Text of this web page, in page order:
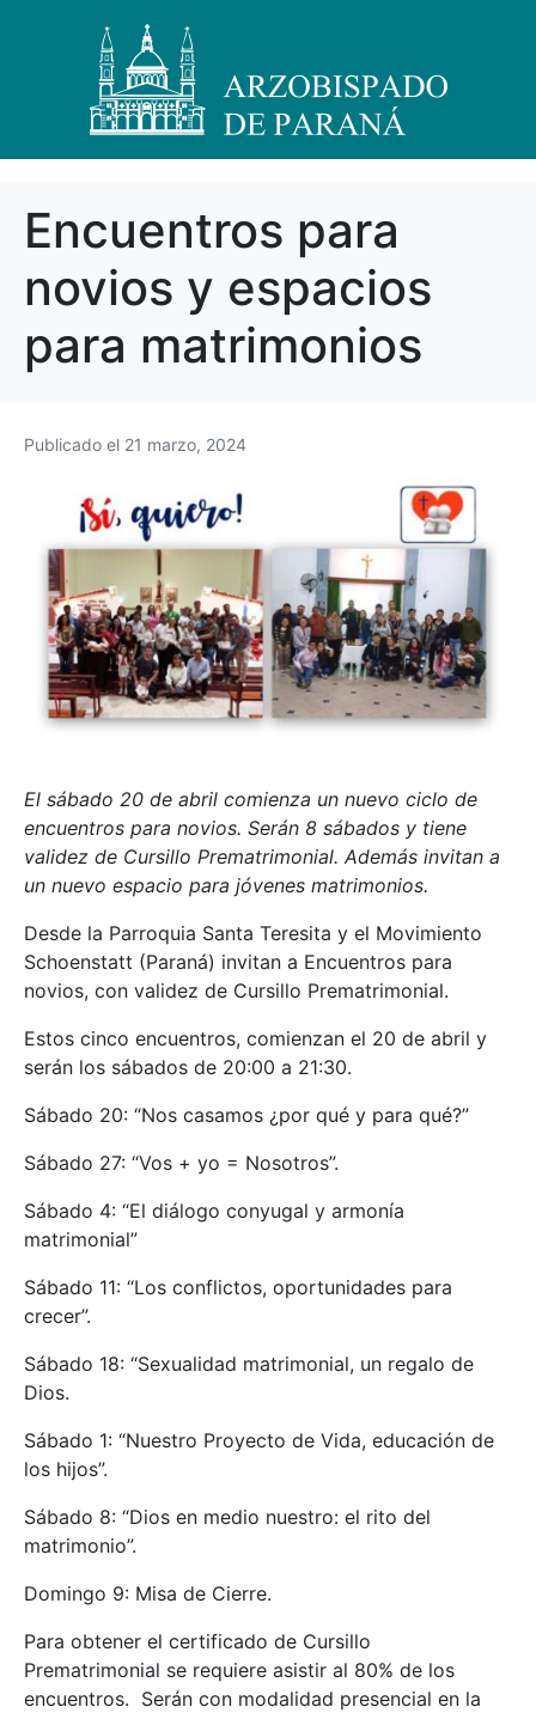
Encuentros para
novios y espacios
para matrimonios
Publicado el 21 marzo, 2024
El sábado 20 de abril comienza un nuevo ciclo de
encuentros para novios. Serán 8 sábados y tiene
validez de Cursillo Prematrimonial. Además invitan a
un nuevo espacio para jóvenes matrimonios.
Desde la Parroquia Santa Teresita y el Movimiento
Schoenstatt (Paraná) invitan a Encuentros para
novios, con validez de Cursillo Prematrimonial.
Estos cinco encuentros, comienzan el 20 de abril y
serán los sábados de 20:00 a 21:30.
Sábado 20: “Nos casamos ¿por qué y para qué?”
Sábado 27: “Vos + yo = Nosotros”.
Sábado 4: “El diálogo conyugal y armonía
matrimonial”
Sábado 11: “Los conflictos, oportunidades para
crecer”.
Sábado 18: “Sexualidad matrimonial, un regalo de
Dios.
Sábado 1: “Nuestro Proyecto de Vida, educación de
los hijos”.
Sábado 8: “Dios en medio nuestro: el rito del
matrimonio”.
Domingo 9: Misa de Cierre.
Para obtener el certificado de Cursillo
Prematrimonial se requiere asistir al 80% de los
encuentros. Serán con modalidad presencial en la